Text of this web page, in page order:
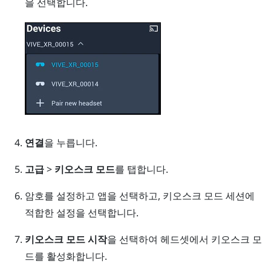
연결을 누릅니다.
고급> 키오스크 모드를 탭합니다.
암호를 설정하고 앱을 선택하고, 키오스크 모드 세션에
적합한 설정을 선택합니다.
키오스크 모드 시작을 선택하여 헤드셋에서 키오스크 모
드를 활성화합니다.